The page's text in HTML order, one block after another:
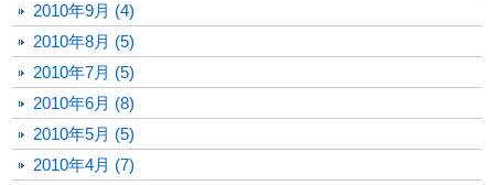
2010年9月 (4)
2010年8月 (5)
2010年7月 (5)
2010年6月 (8)
2010年5月 (5)
2010年4月 (7)